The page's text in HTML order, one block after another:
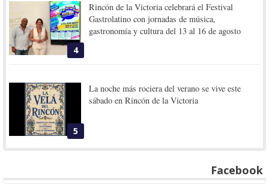
4
Rincón de la Victoria celebrará el Festival
Gastrolatino con jornadas de música,
gastronomía y cultura del 13 al 16 de agosto
5
La noche más rociera del verano se vive este
sábado en Rincón de la Victoria
Facebook